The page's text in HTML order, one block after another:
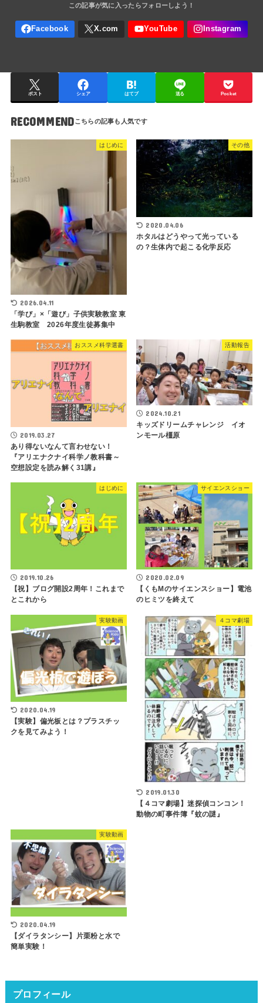
ポスト シェア はてブ 送る Pocket
RECOMMEND
はじめに
2026.04.11
「学び」×「遊び」子供実験教室 東
生駒教室 2026年度生徒募集中
その他
2020.04.06
ホタルはどうやって光っている
の？生体内で起こる化学反応
おススメ科学選書
2019.03.27
あり得ないなんて言わせない！
『アリエナクナイ科学ノ教科書～
空想設定を読み解く31講』
活動報告
2024.10.21
キッズドリームチャレンジ イオ
ンモール橿原
はじめに
2019.10.26
【祝】ブログ開設2周年！これまで
とこれから
サイエンスショー
2020.02.09
【くもMのサイエンスショー】電池
のヒミツを終えて
実験動画
2020.04.19
【実験】偏光板とは？プラスチッ
クを見てみよう！
４コマ劇場
2019.01.30
【４コマ劇場】迷探偵コンコン！
動物の町事件簿『蚊の謎』
実験動画
2020.04.19
【ダイラタンシー】片栗粉と水で
簡単実験！
プロフィール